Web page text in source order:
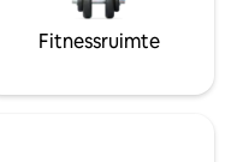
Fitnessruimte